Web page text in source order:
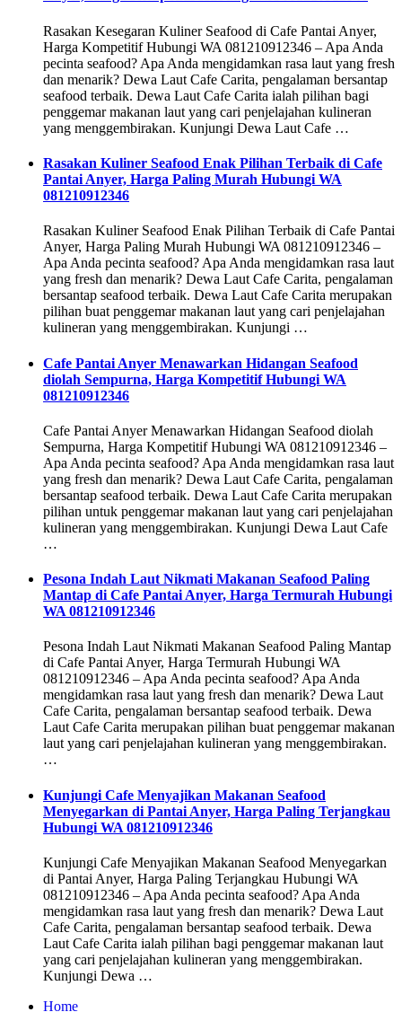
Rasakan Kesegaran Kuliner Seafood di Cafe Pantai Anyer,
Harga Kompetitif Hubungi WA 081210912346 – Apa Anda
pecinta seafood? Apa Anda mengidamkan rasa laut yang fresh
dan menarik? Dewa Laut Cafe Carita, pengalaman bersantap
seafood terbaik. Dewa Laut Cafe Carita ialah pilihan bagi
penggemar makanan laut yang cari penjelajahan kulineran
yang menggembirakan. Kunjungi Dewa Laut Cafe …
Rasakan Kuliner Seafood Enak Pilihan Terbaik di Cafe
Pantai Anyer, Harga Paling Murah Hubungi WA
081210912346
Rasakan Kuliner Seafood Enak Pilihan Terbaik di Cafe Pantai
Anyer, Harga Paling Murah Hubungi WA 081210912346 –
Apa Anda pecinta seafood? Apa Anda mengidamkan rasa laut
yang fresh dan menarik? Dewa Laut Cafe Carita, pengalaman
bersantap seafood terbaik. Dewa Laut Cafe Carita merupakan
pilihan buat penggemar makanan laut yang cari penjelajahan
kulineran yang menggembirakan. Kunjungi …
Cafe Pantai Anyer Menawarkan Hidangan Seafood
diolah Sempurna, Harga Kompetitif Hubungi WA
081210912346
Cafe Pantai Anyer Menawarkan Hidangan Seafood diolah
Sempurna, Harga Kompetitif Hubungi WA 081210912346 –
Apa Anda pecinta seafood? Apa Anda mengidamkan rasa laut
yang fresh dan menarik? Dewa Laut Cafe Carita, pengalaman
bersantap seafood terbaik. Dewa Laut Cafe Carita merupakan
pilihan untuk penggemar makanan laut yang cari penjelajahan
kulineran yang menggembirakan. Kunjungi Dewa Laut Cafe
…
Pesona Indah Laut Nikmati Makanan Seafood Paling
Mantap di Cafe Pantai Anyer, Harga Termurah Hubungi
WA 081210912346
Pesona Indah Laut Nikmati Makanan Seafood Paling Mantap
di Cafe Pantai Anyer, Harga Termurah Hubungi WA
081210912346 – Apa Anda pecinta seafood? Apa Anda
mengidamkan rasa laut yang fresh dan menarik? Dewa Laut
Cafe Carita, pengalaman bersantap seafood terbaik. Dewa
Laut Cafe Carita merupakan pilihan buat penggemar makanan
laut yang cari penjelajahan kulineran yang menggembirakan.
…
Kunjungi Cafe Menyajikan Makanan Seafood
Menyegarkan di Pantai Anyer, Harga Paling Terjangkau
Hubungi WA 081210912346
Kunjungi Cafe Menyajikan Makanan Seafood Menyegarkan
di Pantai Anyer, Harga Paling Terjangkau Hubungi WA
081210912346 – Apa Anda pecinta seafood? Apa Anda
mengidamkan rasa laut yang fresh dan menarik? Dewa Laut
Cafe Carita, pengalaman bersantap seafood terbaik. Dewa
Laut Cafe Carita ialah pilihan bagi penggemar makanan laut
yang cari penjelajahan kulineran yang menggembirakan.
Kunjungi Dewa …
Home